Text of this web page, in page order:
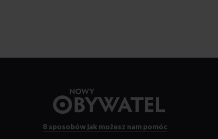
strony
8 sposobów jak możesz nam pomóc